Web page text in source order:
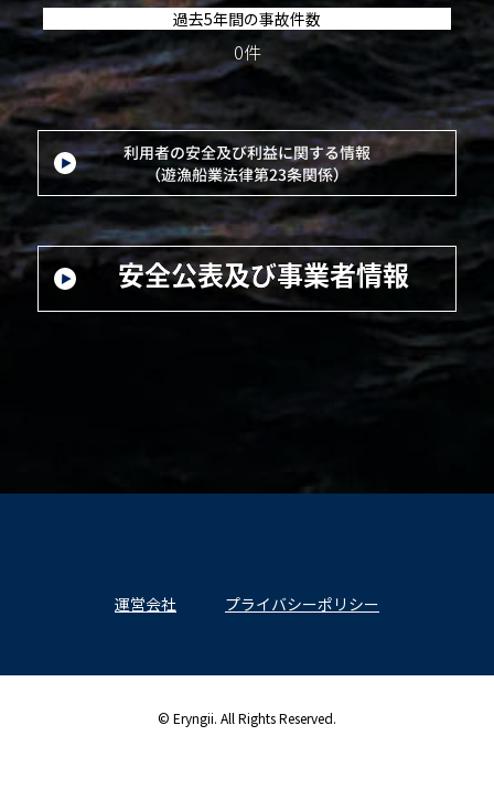
過去5年間の事故件数
0件
運営会社 プライバシーポリシー
© Eryngii. All Rights Reserved.